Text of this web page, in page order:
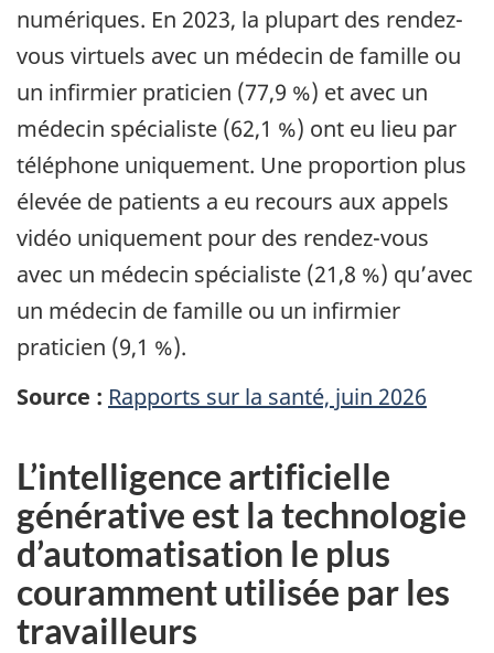
numériques. En 2023, la plupart des rendez-
vous virtuels avec un médecin de famille ou
un infirmier praticien (77,9 %) et avec un
médecin spécialiste (62,1 %) ont eu lieu par
téléphone uniquement. Une proportion plus
élevée de patients a eu recours aux appels
vidéo uniquement pour des rendez-vous
avec un médecin spécialiste (21,8 %) qu’avec
un médecin de famille ou un infirmier
praticien (9,1 %).
Source : Rapports sur la santé, juin 2026
L’intelligence artificielle
générative est la technologie
d’automatisation le plus
couramment utilisée par les
travailleurs